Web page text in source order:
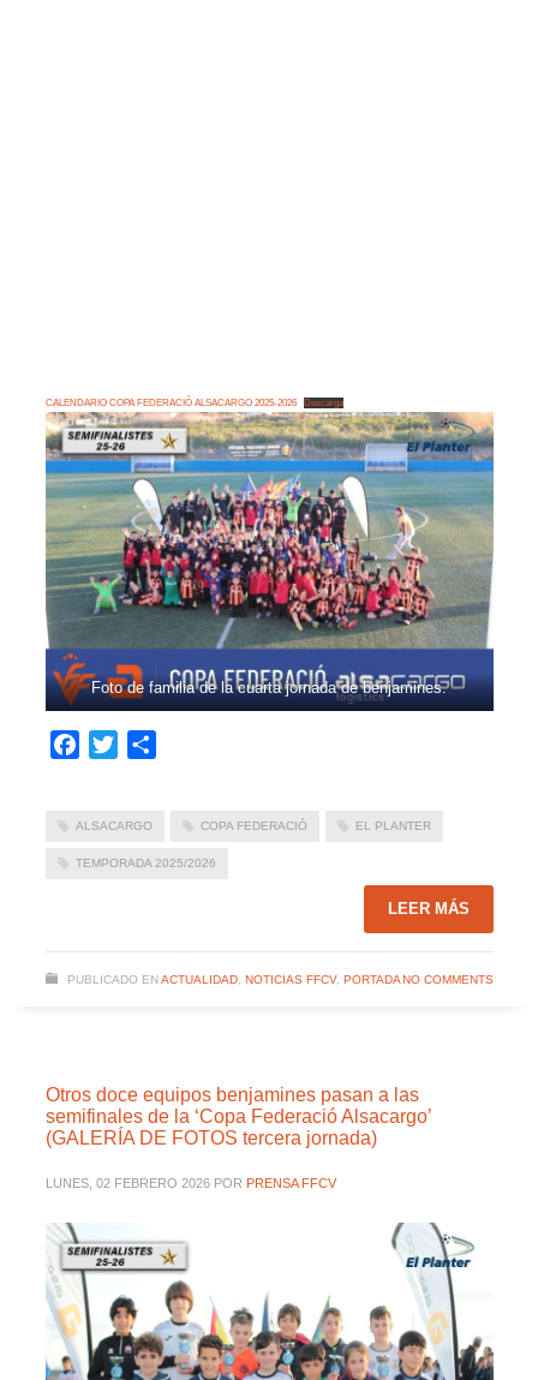
CALENDARIO COPA FEDERACIÓ ALSACARGO 2025-2026 Descarga
Foto de familia de la cuarta jornada de benjamines.
Facebook
Twitter
ALSACARGO COPA FEDERACIÓ EL PLANTER
TEMPORADA 2025/2026
LEER MÁS
PUBLICADO EN ACTUALIDAD, NOTICIAS FFCV, PORTADANO COMMENTS
Otros doce equipos benjamines pasan a las
semifinales de la ‘Copa Federació Alsacargo’
(GALERÍA DE FOTOS tercera jornada)
LUNES, 02 FEBRERO 2026 POR PRENSA FFCV